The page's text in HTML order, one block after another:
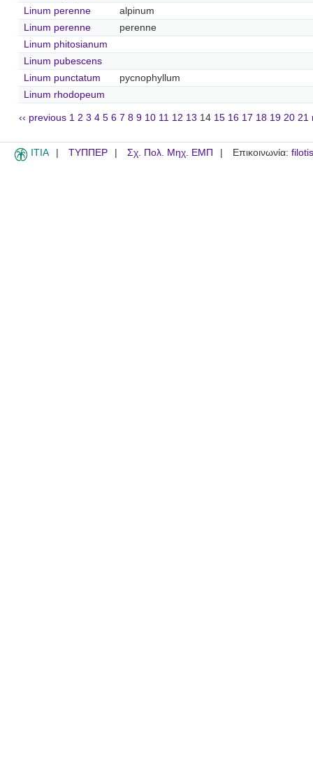
Linum perenne
alpinum
Linum perenne
perenne
Linum phitosianum
Linum pubescens
Linum punctatum
pycnophyllum
Linum rhodopeum
‹‹ previous 1 2 3 4 5 6 7 8 9 10 11 12 13 14 15 16 17 18 19 20 21
ITIA ΤΥΠΠΕΡ Σχ. Πολ. Μηχ. ΕΜΠ Επικοινωνία: